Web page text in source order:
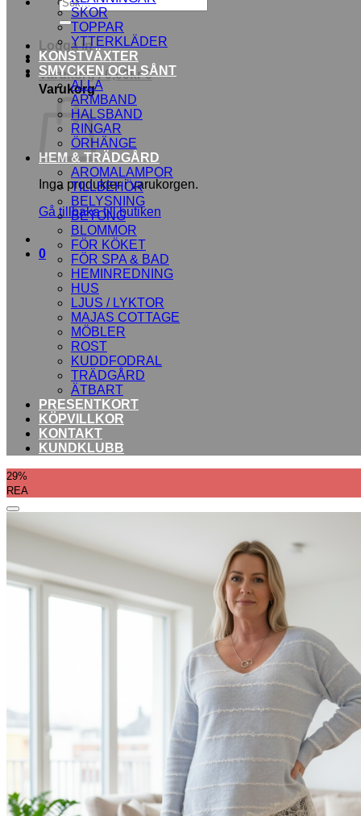
efter:
Logga in
Varukorg /0,00kr 0
Varukorg
Inga produkter i varukorgen.
Gå tillbaka till butiken
0
SKOR
TOPPAR
YTTERKLÄDER
KONSTVÄXTER
SMYCKEN OCH SÅNT
ALLA
ARMBAND
HALSBAND
RINGAR
ÖRHÄNGE
HEM & TRÄDGÅRD
AROMALAMPOR
TILLBEHÖR
BELYSNING
BETONG
BLOMMOR
FÖR KÖKET
FÖR SPA & BAD
HEMINREDNING
HUS
LJUS / LYKTOR
MAJAS COTTAGE
MÖBLER
ROST
KUDDFODRAL
TRÄDGÅRD
ÄTBART
PRESENTKORT
KÖPVILLKOR
KONTAKT
KUNDKLUBB
29%
REA